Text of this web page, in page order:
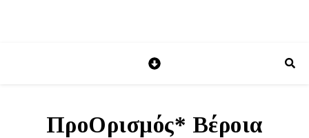
ΠροΟρισμός* Βέροια